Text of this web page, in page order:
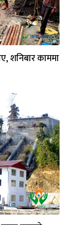
शनिबार काममा